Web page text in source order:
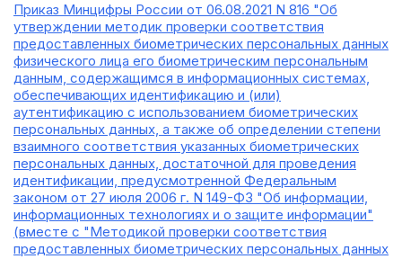
Приказ Минцифры России от 06.08.2021 N 816 "Об
утверждении методик проверки соответствия
предоставленных биометрических персональных данных
физического лица его биометрическим персональным
данным, содержащимся в информационных системах,
обеспечивающих идентификацию и (или)
аутентификацию с использованием биометрических
персональных данных, а также об определении степени
взаимного соответствия указанных биометрических
персональных данных, достаточной для проведения
идентификации, предусмотренной Федеральным
законом от 27 июля 2006 г. N 149-ФЗ "Об информации,
информационных технологиях и о защите информации"
(вместе с "Методикой проверки соответствия
предоставленных биометрических персональных данных